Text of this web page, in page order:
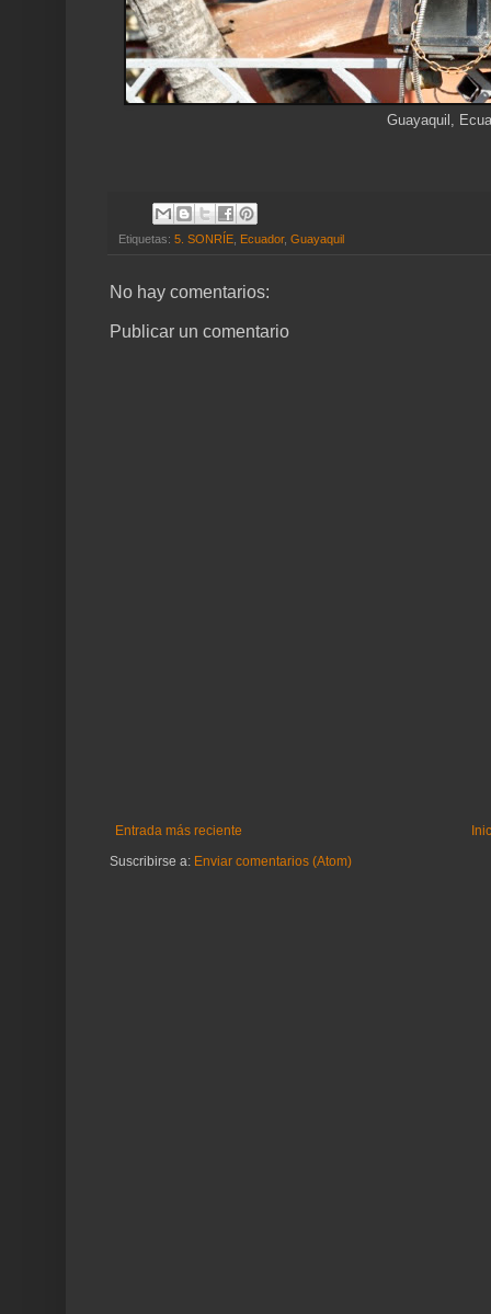
Guayaquil,
Etiquetas: 5. SONRÍE Ecuador, Guayaquil
No hay comentarios:
Publicar un comentario
Entrada más reciente
Suscribirse a: Enviar comentarios (Atom)